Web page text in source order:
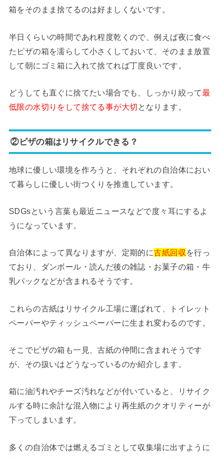
箱をそのまま捨てるのは好ましくないです。
半日くらいの時間であれ程度乾くので、例えば夜に食べ
たピザの箱を濡らして小さくしておいて、そのまま放置
して朝にゴミ箱に入れて捨てれば丁度良いです。
どうしても直ぐに捨てたい場合でも、しっかり絞って最
低限の水切りをして捨てる事が大切 となります。
②ピザの箱はリサイクルできる？
地球に優しい環境を作ろうと、それぞれの自治体におい
て暮らしに優しい街つくりを推進しています。
SDGsという言葉も最近ニュースなどで度々耳にするよ
うになっています。
自治体によって異なりますが、定期的に古紙回収 を行っ
ており、ダンボール・読んだ後の雑誌・お菓子の箱・牛
乳パックなどが含まれるそうです。
これらの古紙はリサイクル工場に運ばれて、トイレット
ペーパーやティッシュペーパーに生まれ変わるのです。
そこでピザの箱も一見、古紙の仲間に含まれそうです
が、その扱いはどうなっているのか紹介します。
箱に油汚れやチーズ汚れなどが付いていると、リサイク
ルする時に余計な混入物により再生紙のクオリティーが
下ってしまいます。
多くの自治体では燃えるゴミとして収集場に出すように